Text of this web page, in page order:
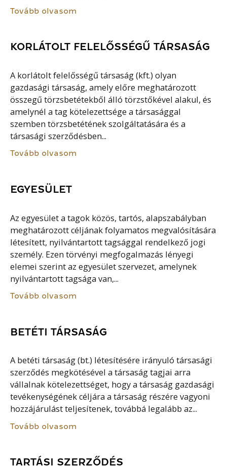
Tovább olvasom
KORLÁTOLT FELELŐSSÉGŰ TÁRSASÁG
A korlátolt felelősségű társaság (kft.) olyan
gazdasági társaság, amely előre meghatározott
összegű törzsbetétekből álló törzstőkével alakul, és
amelynél a tag kötelezettsége a társasággal
szemben törzsbetétének szolgáltatására és a
társasági szerződésben...
Tovább olvasom
EGYESÜLET
Az egyesület a tagok közös, tartós, alapszabályban
meghatározott céljának folyamatos megvalósítására
létesített, nyilvántartott tagsággal rendelkező jogi
személy. Ezen törvényi megfogalmazás lényegi
elemei szerint az egyesület szervezet, amelynek
nyilvántartott tagsága van,...
Tovább olvasom
BETÉTI TÁRSASÁG
A betéti társaság (bt.) létesítésére irányuló társasági
szerződés megkötésével a társaság tagjai arra
vállalnak kötelezettséget, hogy a társaság gazdasági
tevékenységének céljára a társaság részére vagyoni
hozzájárulást teljesítenek, továbbá legalább az...
Tovább olvasom
TARTÁSI SZERZŐDÉS